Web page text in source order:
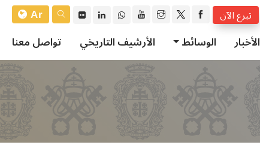
تبرع الآن
Ar
الأخبار الوسائط الأرشيف التاريخي تواصل معنا